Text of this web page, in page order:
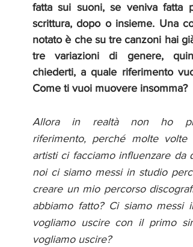
fatta sui suoni, se veniva fatta
scrittura, dopo o insieme. Una
notato è che su tre canzoni hai
tre variazioni di genere,
chiederti, a quale riferimento
Come ti vuoi muovere insomma?
Allora in realtà non ho
riferimento, perché molte volte
artisti ci facciamo influenzare da
noi ci siamo messi in studio
creare un mio percorso
abbiamo fatto? Ci siamo
vogliamo uscire con il primo
vogliamo uscire?